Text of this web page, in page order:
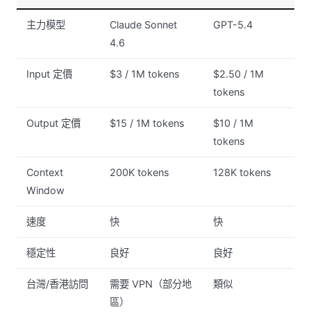
主力模型
Claude Sonnet
4.6
GPT-5.4
Input 定價 $3 / 1M tokens
$2.50 / 1M
tokens
Output 定價 $15 / 1M tokens
$10 / 1M
tokens
Context
Window
200K tokens 128K tokens
速度 快 快
穩定性 良好 良好
台灣/香港訪問
需要 VPN（部分地
區）
類似